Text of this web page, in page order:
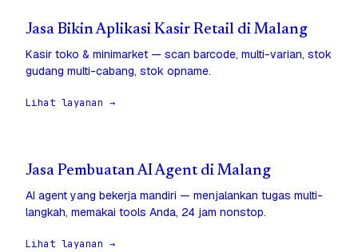
Jasa Bikin Aplikasi Kasir Retail di Malang
Kasir toko & minimarket — scan barcode, multi-varian, stok
gudang multi-cabang, stok opname.
Lihat layanan →
Jasa Pembuatan AI Agent di Malang
AI agent yang bekerja mandiri — menjalankan tugas multi-
langkah, memakai tools Anda, 24 jam nonstop.
Lihat layanan →